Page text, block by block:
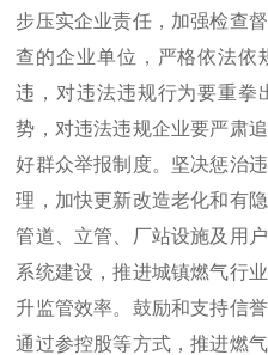
步压实企业责任，加强检查
查的企业单位，严格依法依
违，对违法违规行为要重拳
势，对违法违规企业要严肃
好群众举报制度。坚决惩治
理，加快更新改造老化和有
管道、立管、厂站设施及用
系统建设，推进城镇燃气行
升监管效率。鼓励和支持信
通过参控股等方式，推进燃